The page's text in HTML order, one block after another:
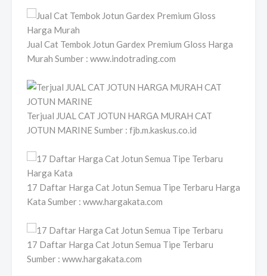
Jual Cat Tembok Jotun Gardex Premium Gloss Harga
Murah Sumber : www.indotrading.com
Terjual JUAL CAT JOTUN HARGA MURAH CAT
JOTUN MARINE Sumber : fjb.m.kaskus.co.id
17 Daftar Harga Cat Jotun Semua Tipe Terbaru Harga
Kata Sumber : www.hargakata.com
17 Daftar Harga Cat Jotun Semua Tipe Terbaru
Sumber : www.hargakata.com